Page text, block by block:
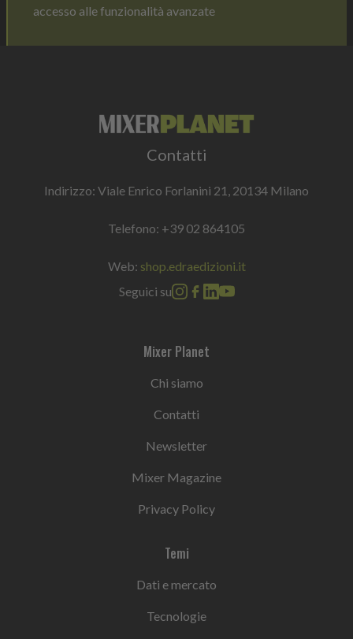
accesso alle funzionalità avanzate
Contatti
Indirizzo: Viale Enrico Forlanini 21, 20134 Milano
Telefono: +39 02 864105
Web: shop.edraedizioni.it
Seguici su
Mixer Planet
Chi siamo
Contatti
Newsletter
Mixer Magazine
Privacy Policy
Temi
Dati e mercato
Tecnologie